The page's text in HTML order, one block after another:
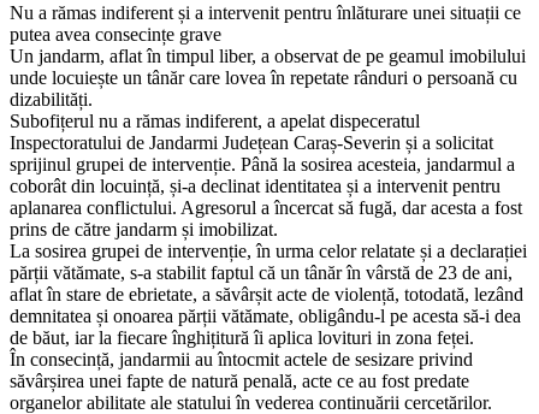
Nu a rămas indiferent și a intervenit pentru înlăturare unei situații ce
putea avea consecințe grave
Un jandarm, aflat în timpul liber, a observat de pe geamul imobilului
unde locuiește un tânăr care lovea în repetate rânduri o persoană cu
dizabilități.
Subofițerul nu a rămas indiferent, a apelat dispeceratul
Inspectoratului de Jandarmi Județean Caraș-Severin și a solicitat
sprijinul grupei de intervenție. Până la sosirea acesteia, jandarmul a
coborât din locuință, și-a declinat identitatea și a intervenit pentru
aplanarea conflictului. Agresorul a încercat să fugă, dar acesta a fost
prins de către jandarm și imobilizat.
La sosirea grupei de intervenție, în urma celor relatate și a declarației
părții vătămate, s-a stabilit faptul că un tânăr în vârstă de 23 de ani,
aflat în stare de ebrietate, a săvârșit acte de violență, totodată, lezând
demnitatea și onoarea părții vătămate, obligându-l pe acesta să-i dea
de băut, iar la fiecare înghițitură îi aplica lovituri in zona feței.
În consecință, jandarmii au întocmit actele de sesizare privind
săvârșirea unei fapte de natură penală, acte ce au fost predate
organelor abilitate ale statului în vederea continuării cercetărilor.